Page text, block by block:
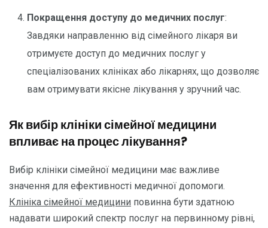
Покращення доступу до медичних послуг:
Завдяки направленню від сімейного лікаря ви
отримуєте доступ до медичних послуг у
спеціалізованих клініках або лікарнях, що дозволяє
вам отримувати якісне лікування у зручний час.
Як вибір клініки сімейної медицини
впливає на процес лікування?
Вибір клініки сімейної медицини має важливе
значення для ефективності медичної допомоги.
Клініка сімейної медицини повинна бути здатною
надавати широкий спектр послуг на первинному рівні,